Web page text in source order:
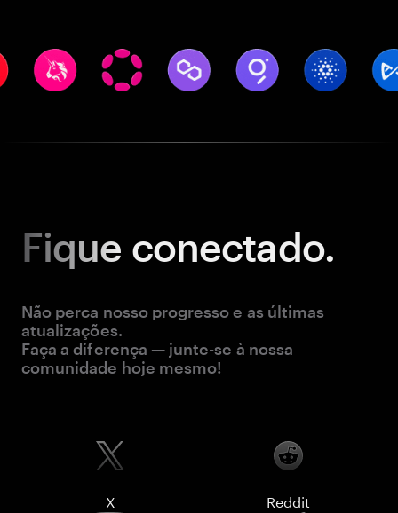
Fique conectado.
Não perca nosso progresso e as últimas
atualizações.
Faça a diferença — junte-se à nossa
comunidade hoje mesmo!
X Reddit